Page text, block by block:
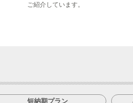
ご紹介しています。
短納期プラン